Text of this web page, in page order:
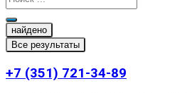
найдено
Все результаты
+7 (351) 721-34-89